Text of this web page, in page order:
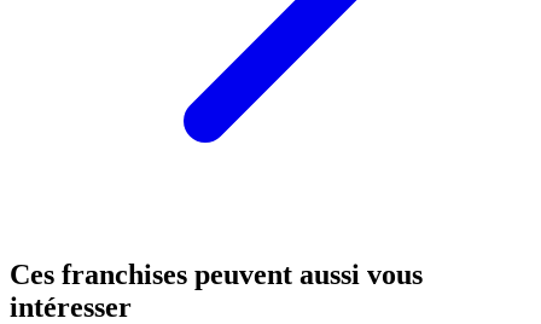
Ces franchises peuvent aussi vous
intéresser